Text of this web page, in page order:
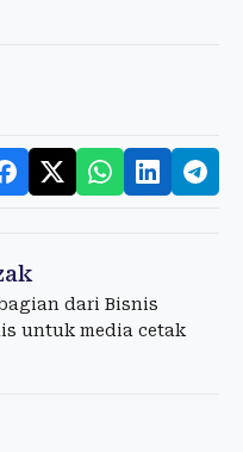
dari Bisnis
untuk media cetak